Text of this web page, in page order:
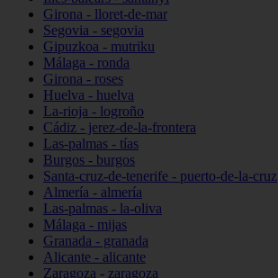
Girona - lloret-de-mar
Segovia - segovia
Gipuzkoa - mutriku
Málaga - ronda
Girona - roses
Huelva - huelva
La-rioja - logroño
Cádiz - jerez-de-la-frontera
Las-palmas - tías
Burgos - burgos
Santa-cruz-de-tenerife - puerto-de-la-cruz
Almería - almería
Las-palmas - la-oliva
Málaga - mijas
Granada - granada
Alicante - alicante
Zaragoza - zaragoza